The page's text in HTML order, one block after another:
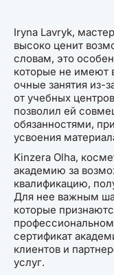
Iryna Lavryk,
высоко ценит
словам, это
которые не имеют
очные занятия из-
от учебных
позволил ей
обязанностями,
усвоения
Kinzera Olha,
академию за
квалификацию,
Для нее важным
которые
профессиональном
сертификат
клиентов и
услуг.